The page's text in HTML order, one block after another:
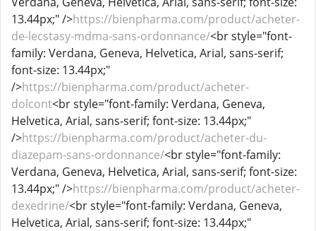
13.44px;" />https://bienpharma.com/product/acheter-
de-lecstasy-mdma-sans-ordonnance/<br style="font-
family: Verdana, Geneva, Helvetica, Arial, sans-serif;
font-size: 13.44px;"
/>https://bienpharma.com/product/acheter-
dolcont<br style="font-family: Verdana, Geneva,
Helvetica, Arial, sans-serif; font-size: 13.44px;"
/>https://bienpharma.com/product/acheter-du-
diazepam-sans-ordonnance/<br style="font-family:
Verdana, Geneva, Helvetica, Arial, sans-serif; font-size:
13.44px;" />https://bienpharma.com/product/acheter-
dexedrine/<br style="font-family: Verdana, Geneva,
Helvetica, Arial, sans-serif; font-size: 13.44px;"